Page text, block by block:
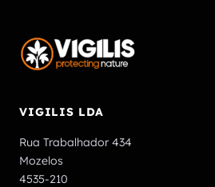
VIGILIS LDA
Rua Trabalhador 434
Mozelos
4535-210